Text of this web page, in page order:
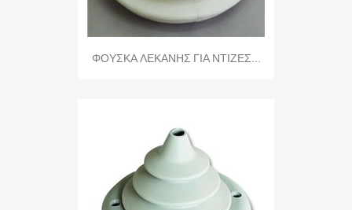
ΦΟΥΣΚΑ ΛΕΚΑΝΗΣ ΓΙΑ ΝΤΙΖΕΣ...